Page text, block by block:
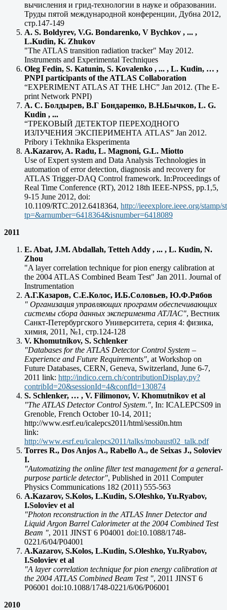
вычисления и грид-технологии в науке и образовании.
Труды пятой международной конференции, Дубна 2012,
стр.147-149
A. S. Boldyrev, V.G. Bondarenko, V Bychkov , ... ,
L.Kudin, K. Zhukov
"The ATLAS transition radiation tracker" May 2012.
Instruments and Experimental Techniques
Oleg Fedin, S. Katunin, S. Kovalenko , ... , L. Kudin, … ,
PNPI participants of the ATLAS Collaboration
“EXPERIMENT ATLAS AT THE LHC” Jan 2012. (The E-
print Network PNPI)
А. С. Болдырев, В.Г Бондаренко, В.Н.Бычков, L. G.
Kudin , ...
“ТРЕКОВЫЙ ДЕТЕКТОР ПЕРЕХОДНОГО
ИЗЛУЧЕНИЯ ЭКСПЕРИМЕНТА ATLAS” Jan 2012.
Pribory i Tekhnika Eksperimenta
A.Kazarov, A. Radu, L. Magnoni, G.L. Miotto
Use of Expert system and Data Analysis Technologies in
automation of error detection, diagnosis and recovery for
ATLAS Trigger-DAQ Control framework. In:Proceedings of
Real Time Conference (RT), 2012 18th IEEE-NPSS, pp.1,5,
9-15 June 2012, doi:
10.1109/RTC.2012.6418364, http://ieeexplore.ieee.org/stamp/
tp=&arnumber=6418364&isnumber=6418089
2011
E. Abat, J.M. Abdallah, Tetteh Addy , ... , L. Kudin, N.
Zhou
"A layer correlation technique for pion energy calibration at
the 2004 ATLAS Combined Beam Test" Jan 2011. Journal of
Instrumentation
А.Г.Казаров, С.Е.Колос, И.Б.Соловьев, Ю.Ф.Рябов
" Организация управляющих программ обеспечивающих
системы сбора данных эксперимента АТЛАС", Вестник
Санкт-Петербургского Университета, серия 4: физика,
химия, 2011, №1, стр.124-128
V. Khomutnikov, S. Schlenker
"Databases for the ATLAS Detector Control System –
Experience and Future Requirements", at Workshop on
Future Databases, CERN, Geneva, Switzerland, June 6-7,
2011 link: http://indico.cern.ch/contributionDisplay.py?
contribId=20&sessionId=4&confId=130874
S. Schlenker, … , V. Filimonov, V. Khomutnikov et al
"The ATLAS Detector Control System.", In: ICALEPCS09 in
Grenoble, French October 10-14, 2011;
http://www.esrf.eu/icalepcs2011/html/sessi0n.htm
link:
http://www.esrf.eu/icalepcs2011/talks/mobaust02_talk.pdf
Torres R., Dos Anjos A., Rabello A., de Seixas J., Soloviev
I.
"Automatizing the online filter test management for a general-
purpose particle detector", Published in 2011 Computer
Physics Communications 182 (2011) 555-563
A.Kazarov, S.Kolos, L.Kudin, S.Oleshko, Yu.Ryabov,
I.Soloviev et al
"Photon reconstruction in the ATLAS Inner Detector and
Liquid Argon Barrel Calorimeter at the 2004 Combined Test
Beam ", 2011 JINST 6 P04001 doi:10.1088/1748-
0221/6/04/P04001
A.Kazarov, S.Kolos, L.Kudin, S.Oleshko, Yu.Ryabov,
I.Soloviev et al
"A layer correlation technique for pion energy calibration at
the 2004 ATLAS Combined Beam Test ", 2011 JINST 6
P06001 doi:10.1088/1748-0221/6/06/P06001
2010